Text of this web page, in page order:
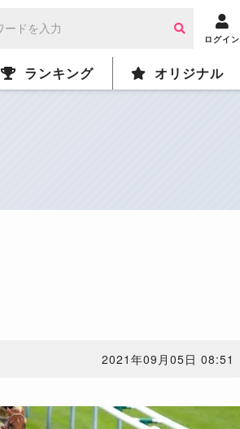
ログイン
ランキング オリジナル
2021年09月05日 08:51